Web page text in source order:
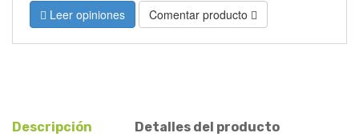
Leer opiniones Comentar producto
Descripción Detalles del producto